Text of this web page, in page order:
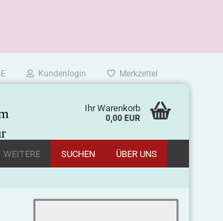
Kundenlogin Merkzettel
Ihr Warenkorb
0,00 EUR
SUCHEN ÜBER UNS
WEITERE